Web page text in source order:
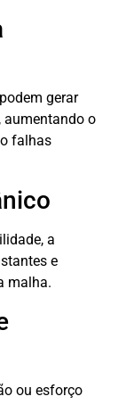
gerar
o
falhas
a
e
malha.
ou esforço